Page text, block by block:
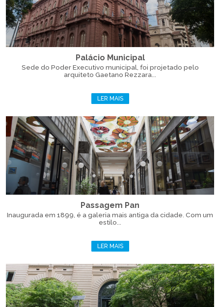
Palácio Municipal
Sede do Poder Executivo municipal, foi projetado pelo
arquiteto Gaetano Rezzara...
LER MAIS
Passagem Pan
Inaugurada em 1899, é a galeria mais antiga da cidade. Com um
estilo...
LER MAIS